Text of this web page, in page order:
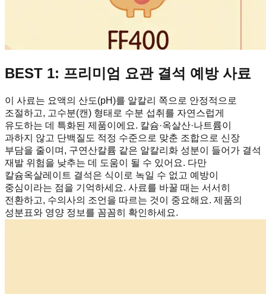
BEST 1: 프리미엄 요관 결석 예방 사료
이 사료는 요액의 산도(pH)를 알칼리 쪽으로 안정적으로
조절하고, 고수분(캔) 형태로 수분 섭취를 자연스럽게
유도하는 데 특화된 제품이에요. 칼슘·옥살산·나트륨이
과하지 않고 단백질도 적정 수준으로 맞춘 조합으로 신장
부담을 줄이며, 구연산칼륨 같은 알칼리화 성분이 들어가 결석
재발 위험을 낮추는 데 도움이 될 수 있어요. 다만
칼슘옥살레이트 결석은 식이로 녹일 수 없고 예방이
중심이라는 점을 기억하세요. 사료를 바꿀 때는 서서히
전환하고, 수의사의 조언을 따르는 것이 중요해요. 제품의
성분표와 영양 정보를 꼼꼼히 확인하세요.